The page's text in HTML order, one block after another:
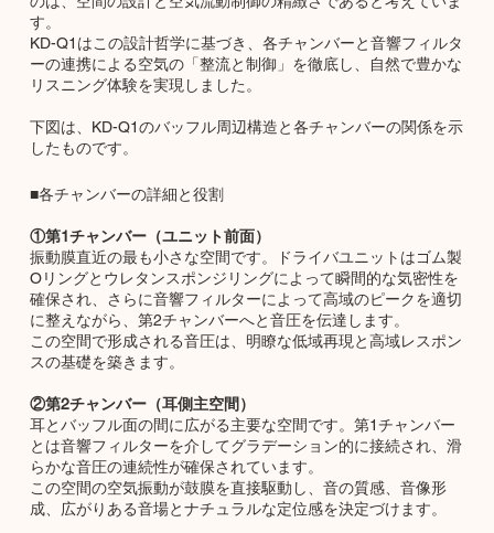
す。
KD-Q1はこの設計哲学に基づき、各チャンバーと音響フィルタ
ーの連携による空気の「整流と制御」を徹底し、自然で豊かな
リスニング体験を実現しました。
下図は、KD-Q1のバッフル周辺構造と各チャンバーの関係を示
したものです。
■各チャンバーの詳細と役割
①第1チャンバー（ユニット前面）
振動膜直近の最も小さな空間です。ドライバユニットはゴム製
Oリングとウレタンスポンジリングによって瞬間的な気密性を
確保され、さらに音響フィルターによって高域のピークを適切
に整えながら、第2チャンバーへと音圧を伝達します。
この空間で形成される音圧は、明瞭な低域再現と高域レスポン
スの基礎を築きます。
②第2チャンバー（耳側主空間）
耳とバッフル面の間に広がる主要な空間です。第1チャンバー
とは音響フィルターを介してグラデーション的に接続され、滑
らかな音圧の連続性が確保されています。
この空間の空気振動が鼓膜を直接駆動し、音の質感、音像形
成、広がりある音場とナチュラルな定位感を決定づけます。